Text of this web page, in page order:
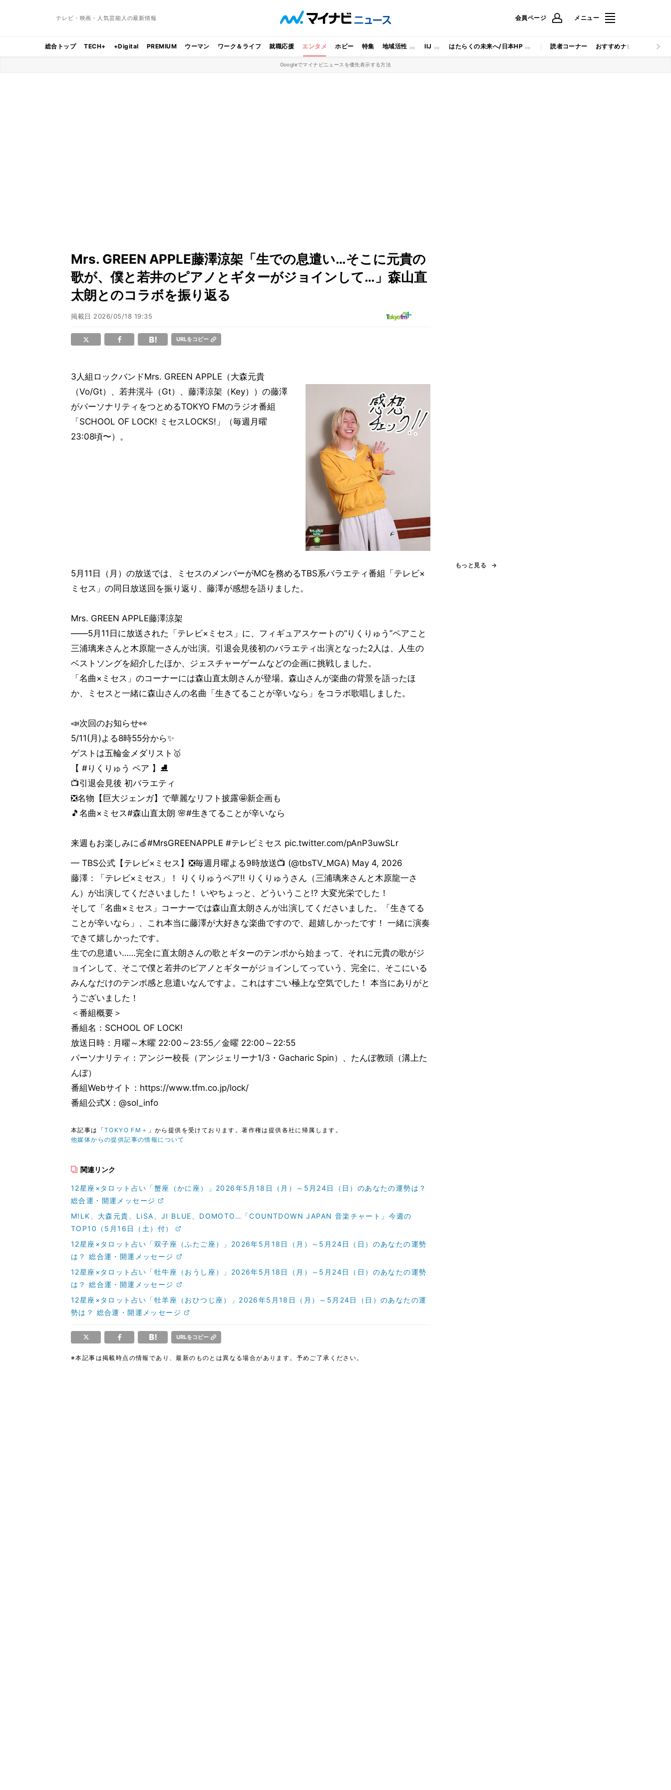
テレビ・映画・人気芸能人の最新情報 会員ページ メニュー
総合トップ TECH+ +Digital PREMIUM ウーマン ワーク＆ライフ 就職応援 エンタメ ホビー 特集 地域活性 IIJ はたらくの未来へ/日本HP 読者コーナー おすすめナビ マイナビ
Googleでマイナビニュースを優先表示する方法
Mrs. GREEN APPLE藤澤涼架「生での息遣い…そこに元貴の
歌が、僕と若井のピアノとギターがジョインして…」森山直
太朗とのコラボを振り返る
掲載日 2026/05/18 19:35
URLをコピー
3人組ロックバンドMrs. GREEN APPLE（大森元貴
（Vo/Gt）、若井滉斗（Gt）、藤澤涼架（Key））の藤澤
がパーソナリティをつとめるTOKYO FMのラジオ番組
「SCHOOL OF LOCK! ミセスLOCKS!」（毎週月曜
23:08頃〜）。
5月11日（月）の放送では、ミセスのメンバーがMCを務めるTBS系バラエティ番組「テレビ×
ミセス」の同日放送回を振り返り、藤澤が感想を語りました。
Mrs. GREEN APPLE藤澤涼架
――5月11日に放送された「テレビ×ミセス」に、フィギュアスケートの“りくりゅう”ペアこと
三浦璃来さんと木原龍一さんが出演。引退会見後初のバラエティ出演となった2人は、人生の
ベストソングを紹介したほか、ジェスチャーゲームなどの企画に挑戦しました。
「名曲×ミセス」のコーナーには森山直太朗さんが登場。森山さんが楽曲の背景を語ったほ
か、ミセスと一緒に森山さんの名曲「生きてることが辛いなら」をコラボ歌唱しました。
📣次回のお知らせ👀
5/11(月)よる8時55分から✨
ゲストは五輪金メダリスト🥇
【 #りくりゅう ペア 】⛸️
📺引退会見後 初バラエティ
❎名物【巨大ジェンガ】で華麗なリフト披露🤩新企画も
🎵名曲×ミセス#森山直太朗 🌸#生きてることが辛いなら
来週もお楽しみに🍏#MrsGREENAPPLE #テレビミセス pic.twitter.com/pAnP3uwSLr
— TBS公式【テレビ×ミセス】❎毎週月曜よる9時放送📺 (@tbsTV_MGA) May 4, 2026
藤澤：「テレビ×ミセス」！ りくりゅうペア!! りくりゅうさん（三浦璃来さんと木原龍一さ
ん）が出演してくださいました！ いやちょっと、どういうこと!? 大変光栄でした！
そして「名曲×ミセス」コーナーでは森山直太朗さんが出演してくださいました。「生きてる
ことが辛いなら」、これ本当に藤澤が大好きな楽曲ですので、超嬉しかったです！ 一緒に演奏
できて嬉しかったです。
生での息遣い……完全に直太朗さんの歌とギターのテンポから始まって、それに元貴の歌がジ
ョインして、そこで僕と若井のピアノとギターがジョインしてっていう、完全に、そこにいる
みんなだけのテンポ感と息遣いなんですよ。これはすごい極上な空気でした！ 本当にありがと
うございました！
＜番組概要＞
番組名：SCHOOL OF LOCK!
放送日時：月曜～木曜 22:00～23:55／金曜 22:00～22:55
パーソナリティ：アンジー校長（アンジェリーナ1/3・Gacharic Spin）、たんぼ教頭（溝上た
んぼ）
番組Webサイト：https://www.tfm.co.jp/lock/
番組公式X：@sol_info
本記事は「TOKYO FM＋ 」から提供を受けております。著作権は提供各社に帰属します。
他媒体からの提供記事の情報について
関連リンク
12星座×タロット占い「蟹座（かに座）」2026年5月18日（月）～5月24日（日）のあなたの運勢は？
総合運・開運メッセージ
M!LK、大森元貴、LiSA、JI BLUE、DOMOTO…「COUNTDOWN JAPAN 音楽チャート」今週の
TOP10（5月16日（土）付）
12星座×タロット占い「双子座（ふたご座）」2026年5月18日（月）～5月24日（日）のあなたの運勢
は？ 総合運・開運メッセージ
12星座×タロット占い「牡牛座（おうし座）」2026年5月18日（月）～5月24日（日）のあなたの運勢
は？ 総合運・開運メッセージ
12星座×タロット占い「牡羊座（おひつじ座）」2026年5月18日（月）～5月24日（日）のあなたの運
勢は？ 総合運・開運メッセージ
URLをコピー
※本記事は掲載時点の情報であり、最新のものとは異なる場合があります。予めご了承ください。
もっと見る